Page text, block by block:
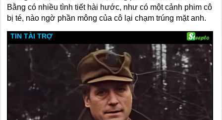
Bằng có nhiều tình tiết hài hước, như có một cảnh phim cô
bị té, nào ngờ phần mông của cô lại chạm trúng mặt anh.